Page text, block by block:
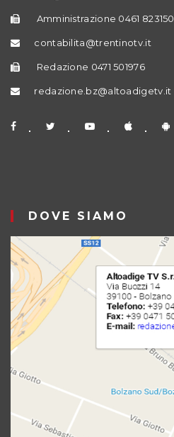
Amministrazione 0461 823150
contabilita@trentinotv.it
Redazione 0471 501976
redazione.bz@altoadigetv.it
DOVE SIAMO